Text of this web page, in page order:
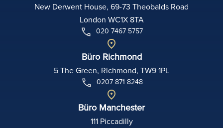
New Derwent House, 69-73 Theobalds Road
London WC1X 8TA
020 7467 5757
Büro Richmond
5 The Green, Richmond, TW9 1PL
0207 871 8248
Büro Manchester
111 Piccadilly